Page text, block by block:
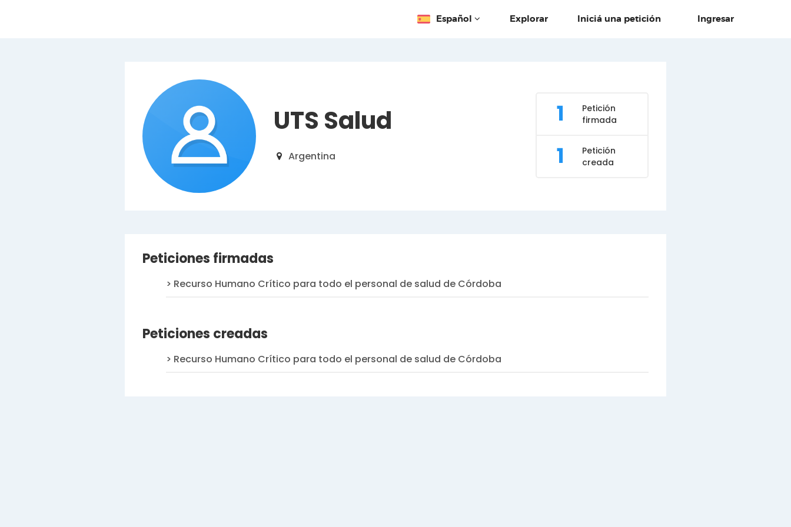
Español Explorar Iniciá una petición Ingresar
UTS Salud
Argentina
1
Petición
firmada
1
Petición
creada
Peticiones firmadas
Recurso Humano Crítico para todo el personal de salud de Córdoba
Peticiones creadas
Recurso Humano Crítico para todo el personal de salud de Córdoba